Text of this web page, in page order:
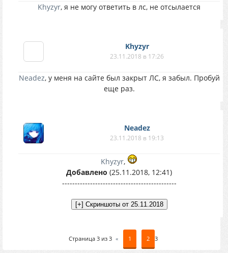
Khyzyr, я не могу ответить в лс, не отсылается
Khyzyr
23.11.2018 в 17:26
Neadez, у меня на сайте был закрыт ЛС, я забыл. Пробуй
еще раз.
Neadez
23.11.2018 в 19:13
Khyzyr,
Добавлено (25.11.2018, 12:41)
---------------------------------------------
Страница 3 из 3 « 1 2 3